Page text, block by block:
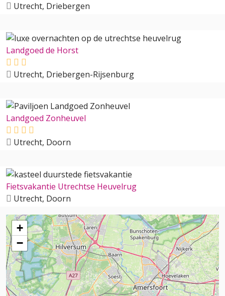
Utrecht, Driebergen
Landgoed de Horst
Utrecht, Driebergen-Rijsenburg
Landgoed Zonheuvel
Utrecht, Doorn
Fietsvakantie Utrechtse Heuvelrug
Utrecht, Doorn
+
−